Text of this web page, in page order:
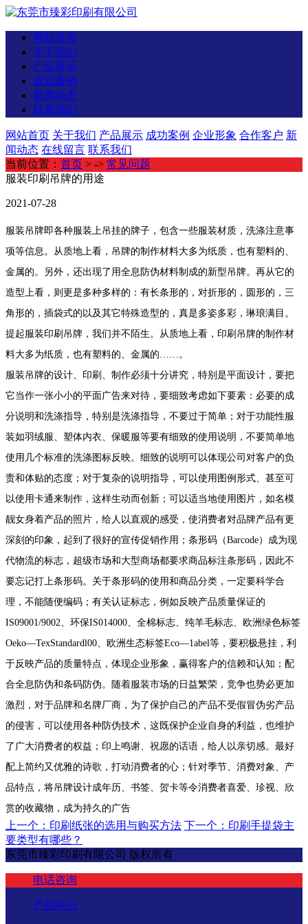
网站首页
关于我们
产品展示
成功案例
新闻动态
联系我们
网站首页 关于我们 产品展示 成功案例 企业形象 合作客户 新
闻动态 在线留言 联系我们
当前位置： 首页 > -> 常见问题
服装印刷吊牌的用途
2021-07-28
服装吊牌即各种服装上吊挂的牌子，包含一些服装材质，洗涤注意事
项等信息。从质地上看，吊牌的制作材料大多为纸质，也有塑料的、
金属的。另外，还出现了用全息防伪材料制成的新型吊牌。再从它的
造型上看，则更是多种多样的：有长条形的，对折形的，圆形的，三
角形的，插袋式的以及其它特殊造型的，真是多姿多彩，琳琅满目。
提起服装印刷吊牌，我们并不陌生。从质地上看，印刷吊牌的制作材
料大多为纸质，也有塑料的、金属的……。
服装吊牌的设计、印刷、制作必须十分讲究，特别是平面设计，要把
它当作一张小小的平面广告来对待，要细致考虑如下要素：必要的成
分说明和洗涤指导，特别是洗涤指导，不要过于简单；对于功能性服
装如羽绒服、塑体内衣、保暖服等要有细致的使用说明，不要简单地
使用几个标准的洗涤图标反映。细致的说明可以体现公司对客户的负
责和体贴的态度；对于复杂的说明指导，可以使用图例形式、甚至可
以使用卡通来制作，这样生动而创新；可以适当地使用图片，如名模
靓女身着产品的照片，给人以直观的感受，使消费者对品牌产品有更
深刻的印象，起到了很好的宣传促销作用；条形码（Barcode）成为现
代物流的标志，超级市场和大型商场都要求商品标注条形码，因此不
要忘记打上条形码。关于条形码的使用和商品分类，一定要科学合
理，不能随便编码；有关认证标志，例如反映产品质量保证的
IS09001/9002、环保IS014000、全棉标志、纯羊毛标志、欧洲绿色标签
Oeko—TexStandardl00、欧洲生态标签Eco—1abel等，要积极悬挂，利
于反映产品的质量特点，体现企业形象，赢得客户的信赖和认知；配
合全息防伪和条码防伪。随着服装市场的日益繁荣，竞争也势必更加
激烈，对于品牌和名牌厂商，为了保护自己的产品不受假冒伪劣产品
的侵害，可以使用各种防伪技术，这既保护企业自身的利益，也维护
了广大消费者的权益；印上鸣谢、祝愿的话语，给人以亲切感。最好
配上简约又优雅的诗歌，打动消费者的心；针对季节、消费对象、产
品特点，将吊牌设计成年历、书签、贺卡等令消费者喜爱、珍视、欣
赏的收藏物，成为持久的广告
上一个：印刷纸张的选用与购买方法 下一个：印刷手提袋主
要类型有哪些？
东莞市臻彩印刷有限公司 版权所有
电话咨询
产品中心